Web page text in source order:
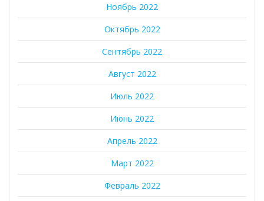
Ноябрь 2022
Октябрь 2022
Сентябрь 2022
Август 2022
Июль 2022
Июнь 2022
Апрель 2022
Март 2022
Февраль 2022